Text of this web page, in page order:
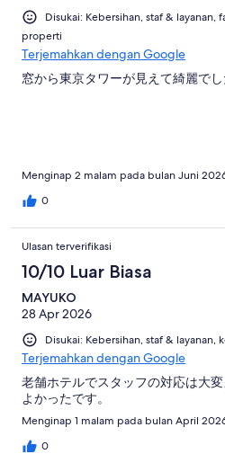
Disukai: Kebersihan, staf & layanan,
properti
Terjemahkan dengan Google
窓から東京タワーが見えて綺麗で
Menginap 2 malam pada bulan Juni
0
Ulasan terverifikasi
10/10 Luar Biasa
MAYUKO
28 Apr 2026
Disukai: Kebersihan, staf & layanan,
Terjemahkan dengan Google
老舗ホテルでスタッフの対応は大
よかったです。
Menginap 1 malam pada bulan April
0